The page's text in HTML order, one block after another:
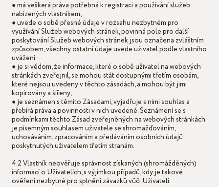
● má veškerá práva potřebná k registraci a používání služeb
nabízených vlastníkem;
● uvede o sobě přesné údaje v rozsahu nezbytném pro
využívání Služeb webových stránek, povinná pole pro další
poskytování Služeb webových stránek jsou označena zvláštním
způsobem, všechny ostatní údaje uvede uživatel podle vlastního
uvážení.
● je si vědom, že informace, které o sobě uživatel na webových
stránkách zveřejnil, se mohou stát dostupnými třetím osobám,
které nejsou uvedeny v těchto zásadách, a mohou být jimi
kopírovány a šířeny;
● je seznámen s těmito Zásadami, vyjadřuje s nimi souhlas a
přebírá práva a povinnosti v nich uvedené. Seznámení se s
podmínkami těchto Zásad zveřejněných na webových stránkách
je písemným souhlasem uživatele se shromažďováním,
uchováváním, zpracováním a předáváním osobních údajů
poskytnutých uživatelem třetím stranám.
4.2 Vlastník neověřuje správnost získaných (shromážděných)
informací o Uživatelích, s výjimkou případů, kdy je takové
ověření nezbytné pro splnění závazků vůči Uživateli.